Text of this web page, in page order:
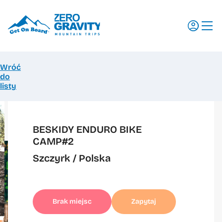
Ubezpieczenia
Transport
Wróć
do
listy
BESKIDY ENDURO BIKE
CAMP#2
Szczyrk / Polska
Brak miejsc Zapytaj